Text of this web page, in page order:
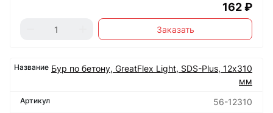
162 ₽
Заказать
Бур по бетону, GreatFlex Light, SDS-Plus, 12х310
мм
56-12310